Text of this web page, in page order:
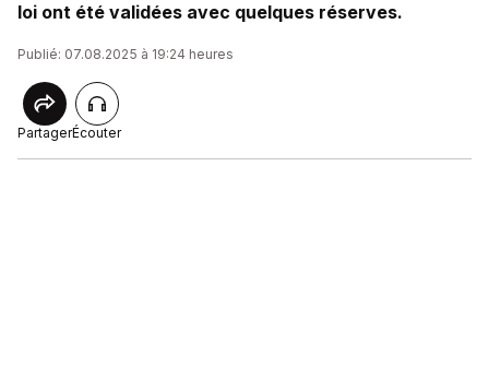
loi ont été validées avec quelques réserves.
Publié: 07.08.2025 à 19:24 heures
PartagerÉcouter